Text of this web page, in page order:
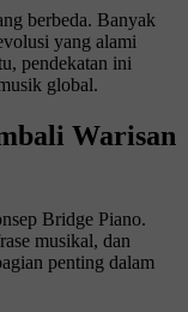
berbeda. Banyak
yang alami
pendekatan ini
global.
Warisan
Bridge Piano.
musikal, dan
penting dalam